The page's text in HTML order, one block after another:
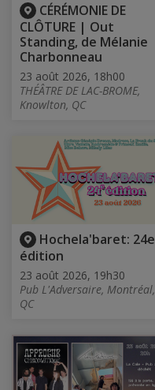
CÉRÉMONIE DE
CLÔTURE | Out
Standing, de Mélanie
Charbonneau
23 août 2026, 18h00
THÉÂTRE DE LAC-BROME,
Knowlton, QC
Hochela'baret: 24e
édition
23 août 2026, 19h30
Pub L'Adversaire, Montréal,
QC